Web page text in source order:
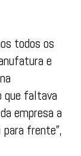
todos os
e
que faltava
empresa a
frente”,